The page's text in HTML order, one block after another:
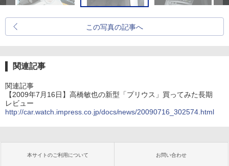
この写真の記事へ
関連記事
関連記事
【2009年7月16日】高橋敏也の新型「プリウス」買ってみた長期
レビュー
http://car.watch.impress.co.jp/docs/news/20090716_302574.html
本サイトのご利用について お問い合わせ